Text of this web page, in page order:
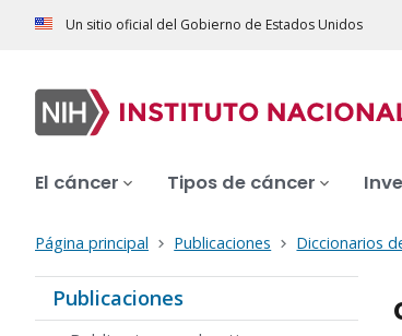
Un sitio oficial del Gobierno de Estados Unidos
El cáncer Tipos de cáncer
Página principal Publicaciones Diccionarios
Publicaciones